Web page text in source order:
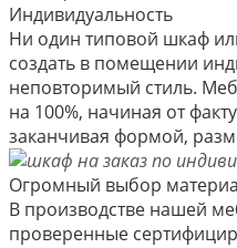
Индивидуальность
Ни один типовой шкаф
создать в помещении
неповторимый стиль.
на 100%, начиная от
заканчивая формой,
Огромный выбор
В производстве нашей
проверенные